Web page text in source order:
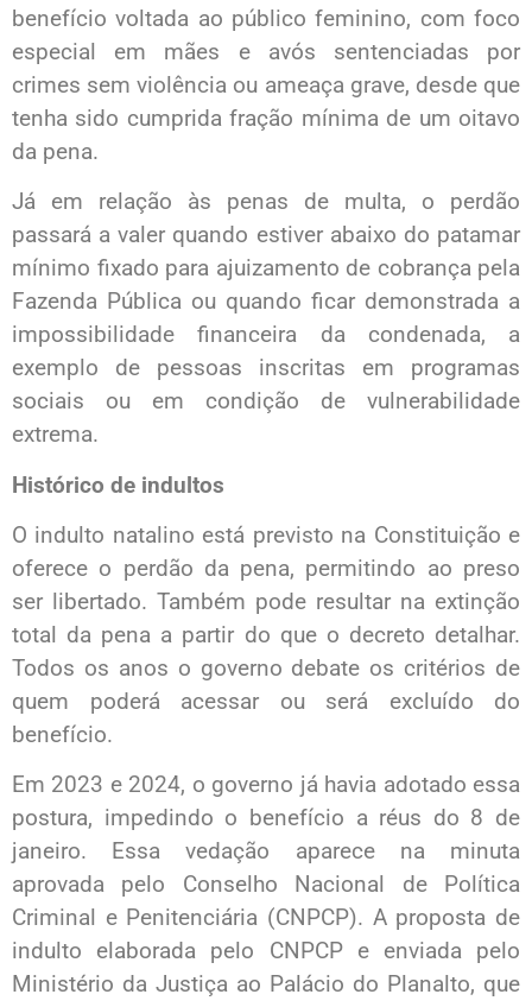
benefício voltada ao público feminino, com foco
especial em mães e avós sentenciadas por
crimes sem violência ou ameaça grave, desde que
tenha sido cumprida fração mínima de um oitavo
da pena.
Já em relação às penas de multa, o perdão
passará a valer quando estiver abaixo do patamar
mínimo fixado para ajuizamento de cobrança pela
Fazenda Pública ou quando ficar demonstrada a
impossibilidade financeira da condenada, a
exemplo de pessoas inscritas em programas
sociais ou em condição de vulnerabilidade
extrema.
Histórico de indultos
O indulto natalino está previsto na Constituição e
oferece o perdão da pena, permitindo ao preso
ser libertado. Também pode resultar na extinção
total da pena a partir do que o decreto detalhar.
Todos os anos o governo debate os critérios de
quem poderá acessar ou será excluído do
benefício.
Em 2023 e 2024, o governo já havia adotado essa
postura, impedindo o benefício a réus do 8 de
janeiro. Essa vedação aparece na minuta
aprovada pelo Conselho Nacional de Política
Criminal e Penitenciária (CNPCP). A proposta de
indulto elaborada pelo CNPCP e enviada pelo
Ministério da Justiça ao Palácio do Planalto, que